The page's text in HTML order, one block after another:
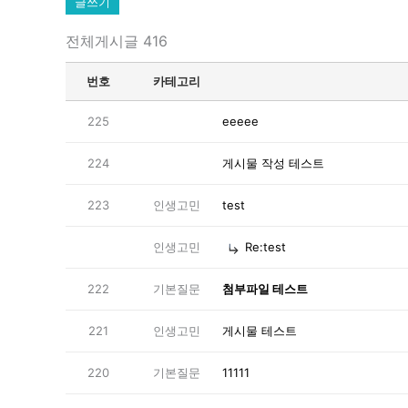
전체게시글 416
번호 카테고리
225 eeeee
224 게시물 작성 테스트
223 인생고민 test
인생고민 Re:test
222 기본질문 첨부파일 테스트
221 인생고민 게시물 테스트
220 기본질문 11111